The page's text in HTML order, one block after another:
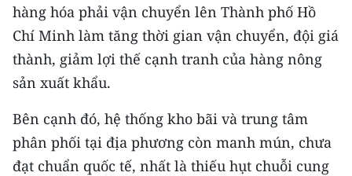
hàng hóa phải vận chuyển lên Thành phố Hồ
Chí Minh làm tăng thời gian vận chuyển, đội giá
thành, giảm lợi thế cạnh tranh của hàng nông
sản xuất khẩu.
Bên cạnh đó, hệ thống kho bãi và trung tâm
phân phối tại địa phương còn manh mún, chưa
đạt chuẩn quốc tế, nhất là thiếu hụt chuỗi cung